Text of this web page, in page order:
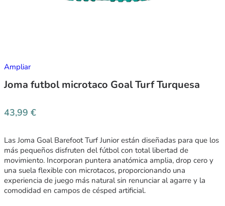
Ampliar
Joma futbol microtaco Goal Turf Turquesa
43,99 €
Las Joma Goal Barefoot Turf Junior están diseñadas para que los
más pequeños disfruten del fútbol con total libertad de
movimiento. Incorporan puntera anatómica amplia, drop cero y
una suela flexible con microtacos, proporcionando una
experiencia de juego más natural sin renunciar al agarre y la
comodidad en campos de césped artificial.